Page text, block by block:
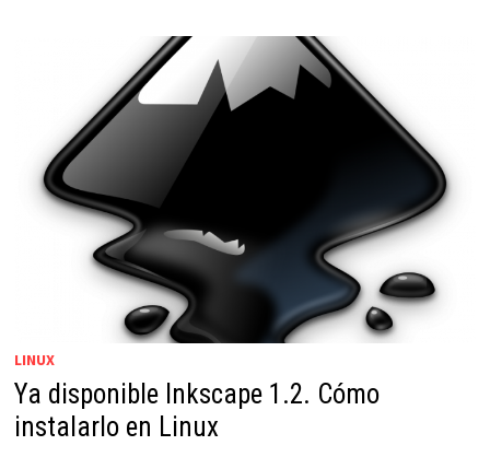
LINUX
Ya disponible Inkscape 1.2. Cómo
instalarlo en Linux